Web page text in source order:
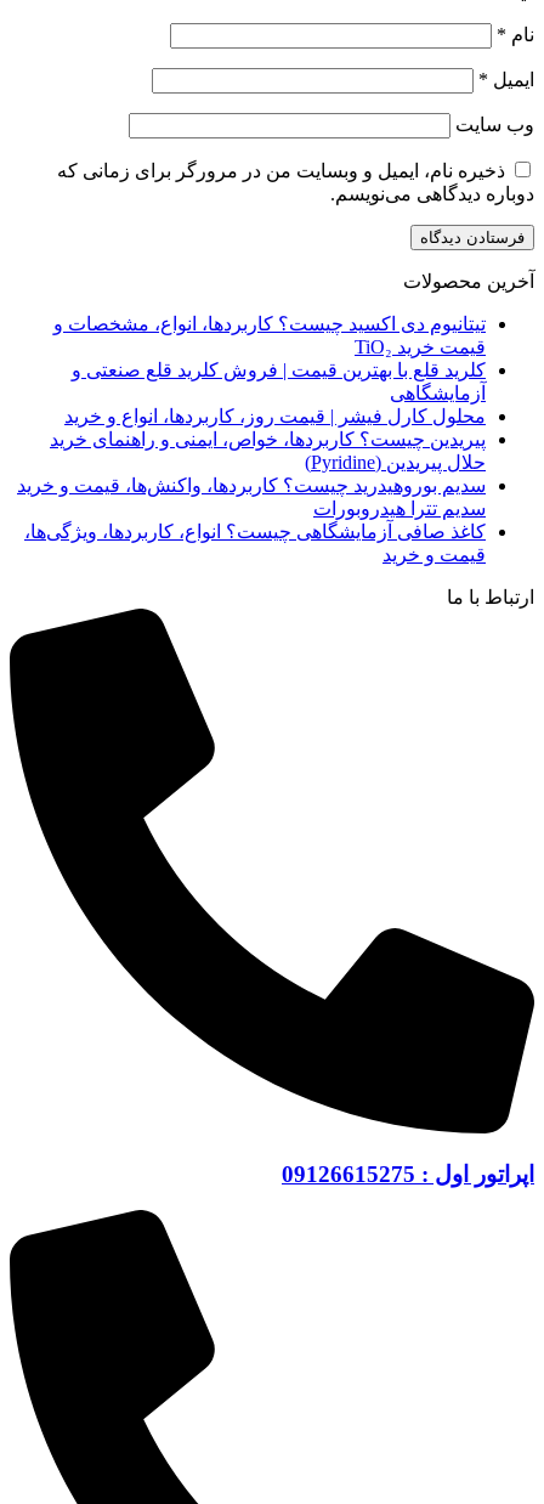
نام *
ایمیل *
وب‌ سایت
ذخیره نام، ایمیل و وبسایت من در مرورگر برای زمانی که
دوباره دیدگاهی می‌نویسم.
آخرین محصولات
تیتانیوم دی‌ اکسید چیست؟ کاربردها، انواع، مشخصات و
قیمت خرید TiO₂
کلرید قلع با بهترین قیمت | فروش کلرید قلع صنعتی و
آزمایشگاهی
محلول کارل فیشر | قیمت روز، کاربردها، انواع و خرید
پیریدین چیست؟ کاربردها، خواص، ایمنی و راهنمای خرید
حلال پیریدین (Pyridine)
سدیم بوروهیدرید چیست؟ کاربردها، واکنش‌ها، قیمت و خرید
سدیم تترا هیدروبورات
کاغذ صافی آزمایشگاهی چیست؟ انواع، کاربردها، ویژگی‌ها،
قیمت و خرید
ارتباط با ما
اپراتور اول : 09126615275